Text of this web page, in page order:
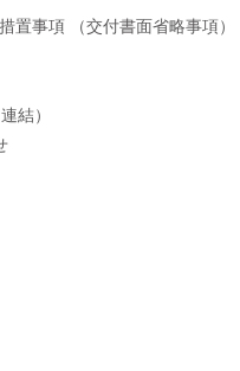
置事項 （交付書面省略事項）
結）